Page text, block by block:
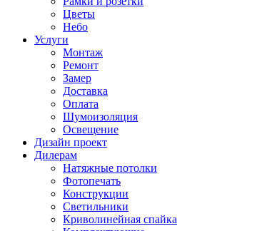
Цветы
Небо
Услуги
Монтаж
Ремонт
Замер
Доставка
Оплата
Шумоизоляция
Освещение
Дизайн проект
Дилерам
Натяжные потолки
Фотопечать
Конструкции
Светильники
Криволинейная спайка